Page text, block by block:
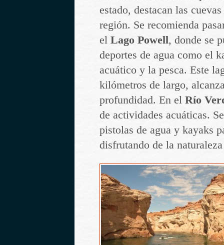
estado, destacan las
región. Se recomienda
el Lago Powell, donde se
deportes de agua como el
acuático y la pesca. Este
kilómetros de largo,
profundidad. En el Río
de actividades acuáticas.
pistolas de agua y kayaks
disfrutando de la